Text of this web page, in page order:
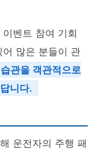
벤트 참여 기회
많은 분들이 관
관을 객관적으로
니다.
운전자의 주행 패